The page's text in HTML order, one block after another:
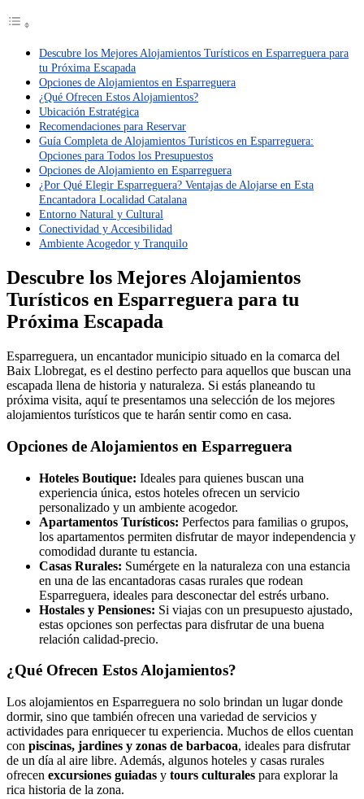
Descubre los Mejores Alojamientos Turísticos en Esparreguera para
tu Próxima Escapada
Opciones de Alojamientos en Esparreguera
¿Qué Ofrecen Estos Alojamientos?
Ubicación Estratégica
Recomendaciones para Reservar
Guía Completa de Alojamientos Turísticos en Esparreguera:
Opciones para Todos los Presupuestos
Opciones de Alojamiento en Esparreguera
¿Por Qué Elegir Esparreguera? Ventajas de Alojarse en Esta
Encantadora Localidad Catalana
Entorno Natural y Cultural
Conectividad y Accesibilidad
Ambiente Acogedor y Tranquilo
Descubre los Mejores Alojamientos
Turísticos en Esparreguera para tu
Próxima Escapada
Esparreguera, un encantador municipio situado en la comarca del
Baix Llobregat, es el destino perfecto para aquellos que buscan una
escapada llena de historia y naturaleza. Si estás planeando tu
próxima visita, aquí te presentamos una selección de los mejores
alojamientos turísticos que te harán sentir como en casa.
Opciones de Alojamientos en Esparreguera
Hoteles Boutique: Ideales para quienes buscan una
experiencia única, estos hoteles ofrecen un servicio
personalizado y un ambiente acogedor.
Apartamentos Turísticos: Perfectos para familias o grupos,
los apartamentos permiten disfrutar de mayor independencia y
comodidad durante tu estancia.
Casas Rurales: Sumérgete en la naturaleza con una estancia
en una de las encantadoras casas rurales que rodean
Esparreguera, ideales para desconectar del estrés urbano.
Hostales y Pensiones: Si viajas con un presupuesto ajustado,
estas opciones son perfectas para disfrutar de una buena
relación calidad-precio.
¿Qué Ofrecen Estos Alojamientos?
Los alojamientos en Esparreguera no solo brindan un lugar donde
dormir, sino que también ofrecen una variedad de servicios y
actividades para enriquecer tu experiencia. Muchos de ellos cuentan
con piscinas, jardines y zonas de barbacoa, ideales para disfrutar
de un día al aire libre. Además, algunos hoteles y casas rurales
ofrecen excursiones guiadas y tours culturales para explorar la
rica historia de la zona.